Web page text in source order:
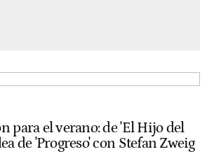
para el verano: de 'El Hijo del
de 'Progreso' con Stefan Zweig